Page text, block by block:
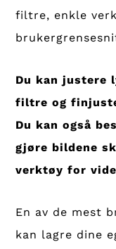
filtre, enkle
Du kan justere
filtre og
Du kan også
gjøre bildene
verktøy for
En av de mest
kan lagre dine